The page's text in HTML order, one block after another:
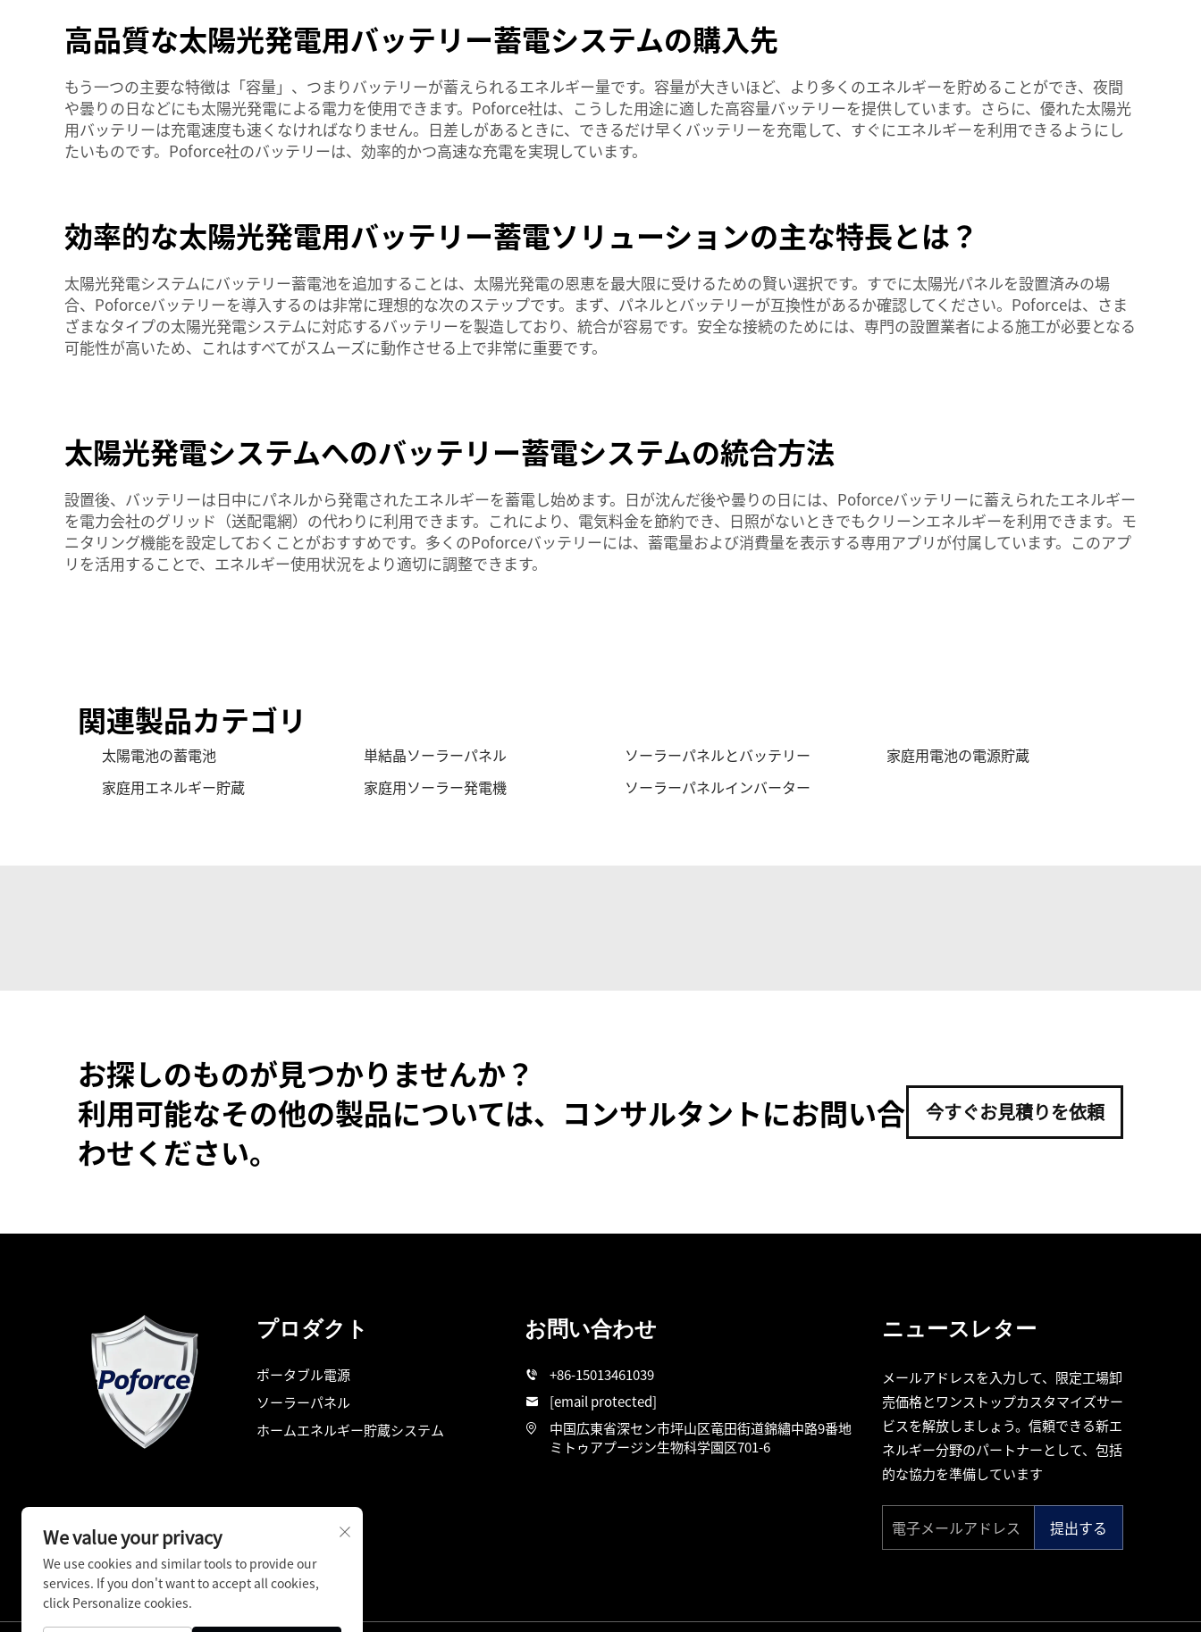
高品質な太陽光発電用バッテリー蓄電システムの購入先
もう一つの主要な特徴は「容量」、つまりバッテリーが蓄えられるエネルギー量です。容量が大きいほど、より多くのエネルギーを貯めることができ、夜間
や曇りの日などにも太陽光発電による電力を使用できます。Poforce社は、こうした用途に適した高容量バッテリーを提供しています。さらに、優れた太陽光
用バッテリーは充電速度も速くなければなりません。日差しがあるときに、できるだけ早くバッテリーを充電して、すぐにエネルギーを利用できるようにし
たいものです。Poforce社のバッテリーは、効率的かつ高速な充電を実現しています。
効率的な太陽光発電用バッテリー蓄電ソリューションの主な特長とは？
太陽光発電システムにバッテリー蓄電池を追加することは、太陽光発電の恩恵を最大限に受けるための賢い選択です。すでに太陽光パネルを設置済みの場
合、Poforceバッテリーを導入するのは非常に理想的な次のステップです。まず、パネルとバッテリーが互換性があるか確認してください。Poforceは、さま
ざまなタイプの太陽光発電システムに対応するバッテリーを製造しており、統合が容易です。安全な接続のためには、専門の設置業者による施工が必要となる
可能性が高いため、これはすべてがスムーズに動作させる上で非常に重要です。
太陽光発電システムへのバッテリー蓄電システムの統合方法
設置後、バッテリーは日中にパネルから発電されたエネルギーを蓄電し始めます。日が沈んだ後や曇りの日には、Poforceバッテリーに蓄えられたエネルギー
を電力会社のグリッド（送配電網）の代わりに利用できます。これにより、電気料金を節約でき、日照がないときでもクリーンエネルギーを利用できます。モ
ニタリング機能を設定しておくことがおすすめです。多くのPoforceバッテリーには、蓄電量および消費量を表示する専用アプリが付属しています。このアプ
リを活用することで、エネルギー使用状況をより適切に調整できます。
関連製品カテゴリ
太陽電池の蓄電池 単結晶ソーラーパネル ソーラーパネルとバッテリー
家庭用電池の電源貯蔵
家庭用エネルギー貯蔵
家庭用ソーラー発電機 ソーラーパネルインバーター
お探しのものが見つかりませんか？
利用可能なその他の製品については、コンサルタントにお問い合
わせください。
今すぐお見積りを依頼
プロダクト
ポータブル電源
ソーラーパネル
ホームエネルギー貯蔵システム
お問い合わせ
+86-15013461039
[email protected]
中国広東省深セン市坪山区竜田街道錦繡中路9番地
ミトゥアプージン生物科学園区701-6
ニュースレター
メールアドレスを入力して、限定工場卸
売価格とワンストップカスタマイズサー
ビスを解放しましょう。信頼できる新エ
ネルギー分野のパートナーとして、包括
的な協力を準備しています
提出する
We value your privacy
We use cookies and similar tools to provide our
services. If you don't want to accept all cookies,
click Personalize cookies.